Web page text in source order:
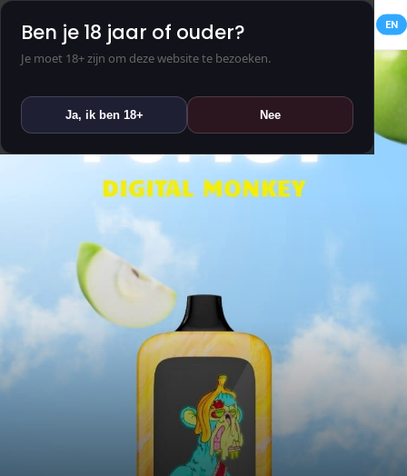
Ben je 18 jaar of ouder?
Je moet 18+ zijn om deze website te bezoeken.
Ja, ik ben 18+ Nee
EN